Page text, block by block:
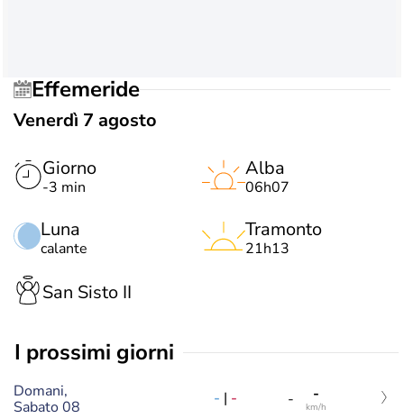
Effemeride
Venerdì 7 agosto
Giorno
-3 min
Luna
calante
Alba
06h07
Tramonto
21h13
San Sisto II
i prossimi giorni
Domani,
Sabato 08
- | - - -
km/h